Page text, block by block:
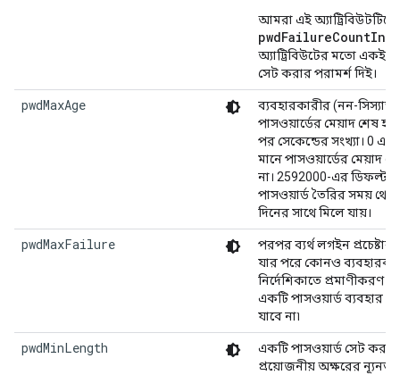
আমরা এই অ্যাট্রিবিউটটিকে
অ্যাট্রিবিউটের মতো একই
সেট করার পরামর্শ দিই।
pwdMaxAge
ব্যবহারকারীর (নন-
পাসওয়ার্ডের মেয়াদ শেষ
পর সেকেন্ডের সংখ্যা। 0 এর
মানে পাসওয়ার্ডের মেয়াদ
না। 2592000-এর ডিফল্ট
পাসওয়ার্ড তৈরির সময়
দিনের সাথে মিলে যায়।
pwdMaxFailure
পরপর ব্যর্থ লগইন প্রচেষ্টার
যার পরে কোনও
নির্দেশিকাতে প্রমাণীকরণ
একটি পাসওয়ার্ড ব্যবহার
যাবে না৷
pwdMinLength
একটি পাসওয়ার্ড সেট
প্রয়োজনীয় অক্ষরের ন্যূনতম